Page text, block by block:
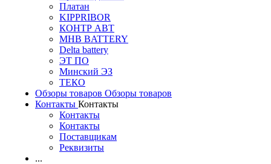
Платан
KIPPRIBOR
КОНТР АВТ
MHB BATTERY
Delta battery
ЭT ПО
Минский ЭЗ
ТЕКО
Обзоры товаров Обзоры товаров
Контакты Контакты
Контакты
Контакты
Поставщикам
Реквизиты
...